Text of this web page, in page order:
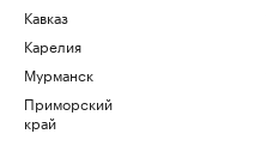
Кавказ
Карелия
Мурманск
Приморский
край